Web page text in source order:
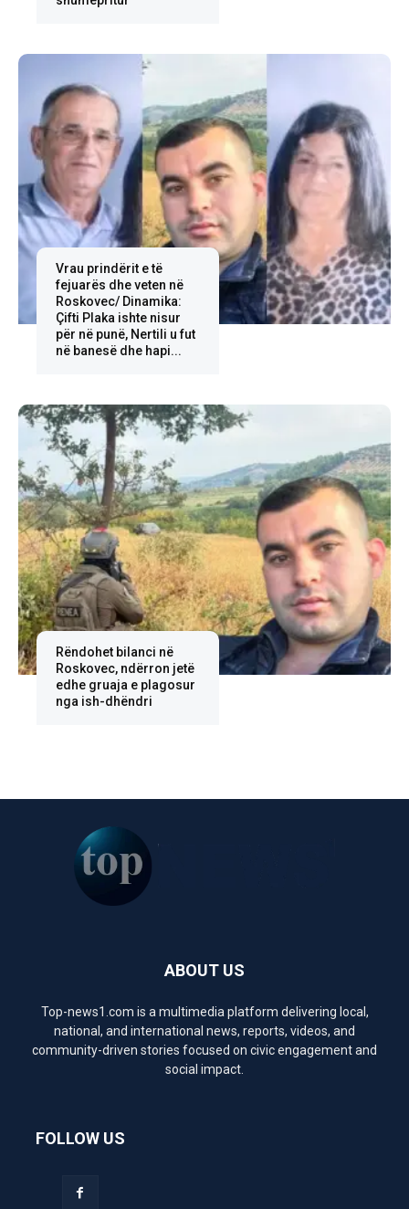
Vrau prindërit e të
fejuarës dhe veten në
Roskovec/ Dinamika:
Çifti Plaka ishte nisur
për në punë, Nertili u fut
në banesë dhe hapi...
Rëndohet bilanci në
Roskovec, ndërron jetë
edhe gruaja e plagosur
nga ish-dhëndri
ABOUT US
Top-news1.com is a multimedia platform delivering local,
national, and international news, reports, videos, and
community-driven stories focused on civic engagement and
social impact.
FOLLOW US